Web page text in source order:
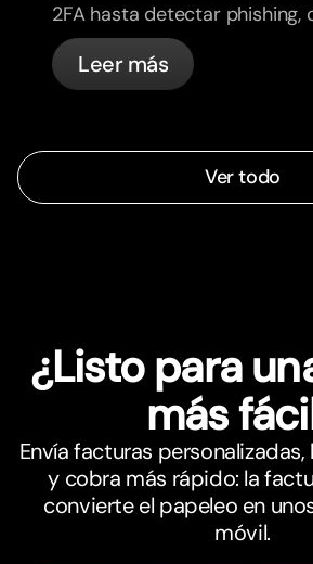
2FA hasta detectar phishing,
tus tarjetas y saber qué cosas
gestiona bunq
Leer más
Ver todo
¿Listo para
más
Envía facturas
y cobra más rápido: la
convierte el papeleo en
móvil.